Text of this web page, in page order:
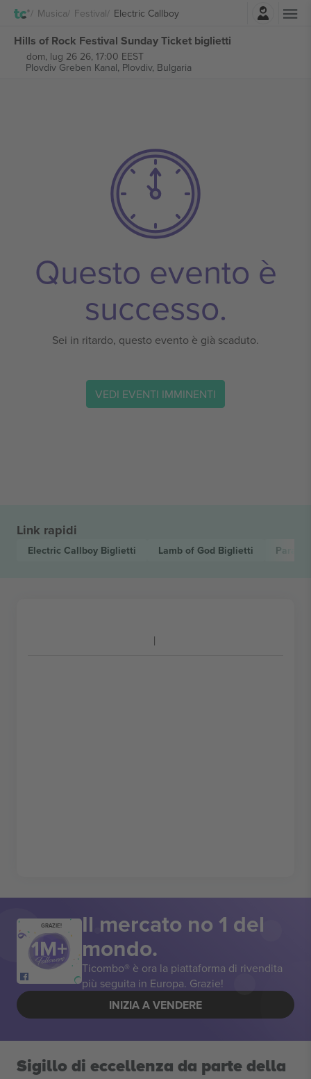
Musica Festival Electric CallboyAccesso
Hills of Rock Festival Sunday Ticket biglietti
dom, lug 26 26, 17:00 EEST
Plovdiv Greben Kanal, Plovdiv, Bulgaria
Questo evento è
successo.
Sei in ritardo, questo evento è già scaduto.
VEDI EVENTI IMMINENTI
Link rapidi
Electric Callboy Biglietti Lamb of God Biglietti
GRAZIE! Il mercato no 1 del
mondo.
Ticombo® è ora la piattaforma di rivendita
più seguita in Europa. Grazie!
INIZIA A VENDERE
Sigillo di eccellenza da parte della